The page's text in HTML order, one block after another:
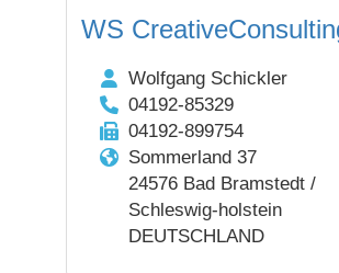
WS
Wolfgang Schickler
04192-85329
04192-899754
Sommerland 37
24576 Bad Bramstedt /
Schleswig-holstein
DEUTSCHLAND